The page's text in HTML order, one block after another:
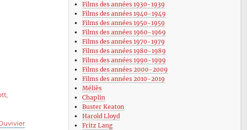
,
Films des années 1930-1939
Films des années 1940-1949
Films des années 1950-1959
Films des années 1960-1969
Films des années 1970-1979
Films des années 1980-1989
Films des années 1990-1999
Films des années 2000-2009
Films des années 2010-2019
Méliès
Chaplin
Buster Keaton
Harold Lloyd
Fritz Lang